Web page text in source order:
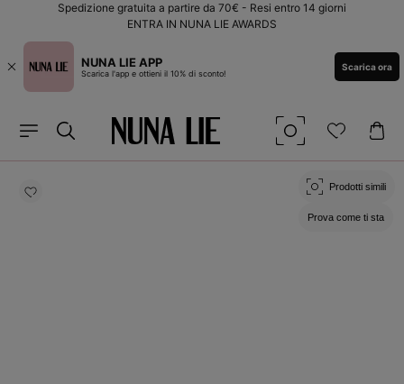
direttamente
Spedizione gratuita a partire da 70€ - Resi entro 14 giorni
ENTRA IN NUNA LIE AWARDS
NUNA LIE APP
Scarica l'app e ottieni il 10% di sconto!
Scarica ora
Passa alle
sul prodotto
Prodotti simili
Prova come ti sta